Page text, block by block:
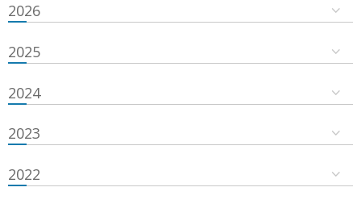
2026
2025
2024
2023
2022